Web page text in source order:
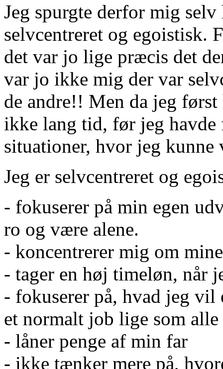
Jeg spurgte derfor mig
selvcentreret og egoistisk.
det var jo lige præcis det
var jo ikke mig der var
de andre!! Men da jeg
ikke lang tid, før jeg havde
situationer, hvor jeg
Jeg er selvcentreret og
- fokuserer på min egen
ro og være alene.
- koncentrerer mig om
- tager en høj timeløn, når
- fokuserer på, hvad jeg vil
et normalt job lige som alle
- låner penge af min far
- ikke tænker mere på,